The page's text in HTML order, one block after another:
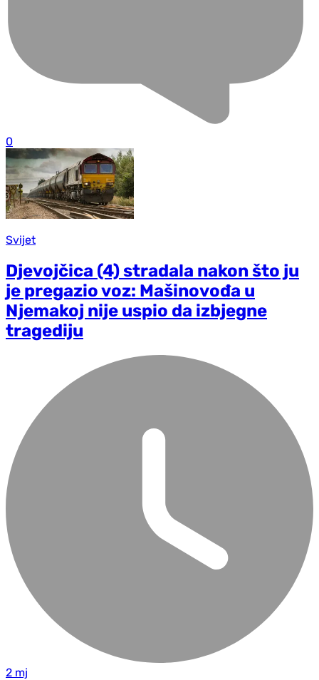
0
Svijet
Djevojčica (4) stradala nakon što ju
je pregazio voz: Mašinovođa u
Njemakoj nije uspio da izbjegne
tragediju
2 mj